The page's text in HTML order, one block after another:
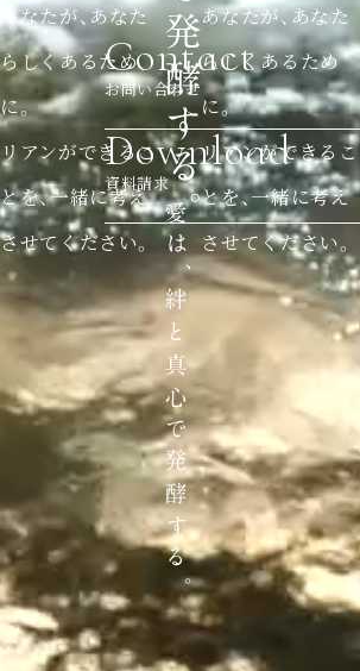
あなたが、あなた
らしくあるため
に。
リアンができるこ
とを、一緒に考え
させてください。
あなたが、あなた
らしくあるため
に。
リアンができるこ
とを、一緒に考え
させてください。
Contact
お問い合わせ
Download
資料請求